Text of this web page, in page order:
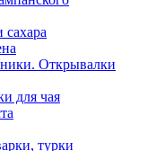
Открывалки
для чая
турки